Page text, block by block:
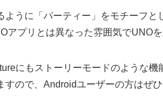
ように「パーティー」をモチーフ
アプリとは異なった雰囲気でUNOを
にもストーリーモードのような
すので、Androidユーザーの方はぜ